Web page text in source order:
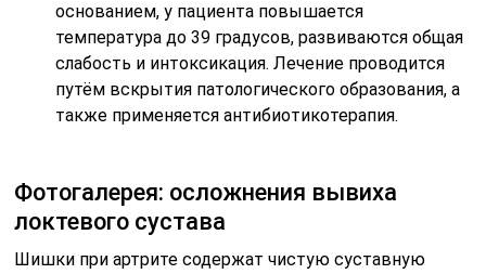
основанием, у пациента повышается
температура до 39 градусов, развиваются общая
слабость и интоксикация. Лечение проводится
путём вскрытия патологического образования, а
также применяется антибиотикотерапия.
Фотогалерея: осложнения вывиха
локтевого сустава
Шишки при артрите содержат чистую суставную